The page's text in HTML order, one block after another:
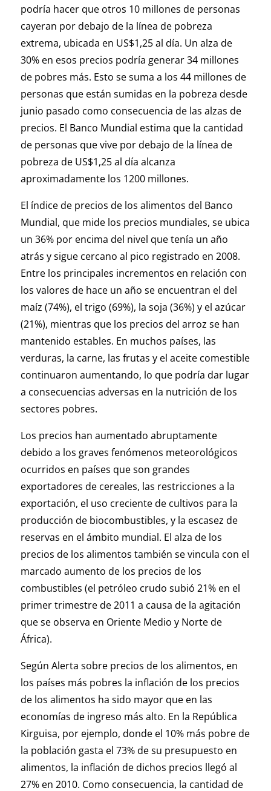
podría hacer que otros 10 millones de personas
cayeran por debajo de la línea de pobreza
extrema, ubicada en US$1,25 al día. Un alza de
30% en esos precios podría generar 34 millones
de pobres más. Esto se suma a los 44 millones de
personas que están sumidas en la pobreza desde
junio pasado como consecuencia de las alzas de
precios. El Banco Mundial estima que la cantidad
de personas que vive por debajo de la línea de
pobreza de US$1,25 al día alcanza
aproximadamente los 1200 millones.
El índice de precios de los alimentos del Banco
Mundial, que mide los precios mundiales, se ubica
un 36% por encima del nivel que tenía un año
atrás y sigue cercano al pico registrado en 2008.
Entre los principales incrementos en relación con
los valores de hace un año se encuentran el del
maíz (74%), el trigo (69%), la soja (36%) y el azúcar
(21%), mientras que los precios del arroz se han
mantenido estables. En muchos países, las
verduras, la carne, las frutas y el aceite comestible
continuaron aumentando, lo que podría dar lugar
a consecuencias adversas en la nutrición de los
sectores pobres.
Los precios han aumentado abruptamente
debido a los graves fenómenos meteorológicos
ocurridos en países que son grandes
exportadores de cereales, las restricciones a la
exportación, el uso creciente de cultivos para la
producción de biocombustibles, y la escasez de
reservas en el ámbito mundial. El alza de los
precios de los alimentos también se vincula con el
marcado aumento de los precios de los
combustibles (el petróleo crudo subió 21% en el
primer trimestre de 2011 a causa de la agitación
que se observa en Oriente Medio y Norte de
África).
Según Alerta sobre precios de los alimentos, en
los países más pobres la inflación de los precios
de los alimentos ha sido mayor que en las
economías de ingreso más alto. En la República
Kirguisa, por ejemplo, donde el 10% más pobre de
la población gasta el 73% de su presupuesto en
alimentos, la inflación de dichos precios llegó al
27% en 2010. Como consecuencia, la cantidad de